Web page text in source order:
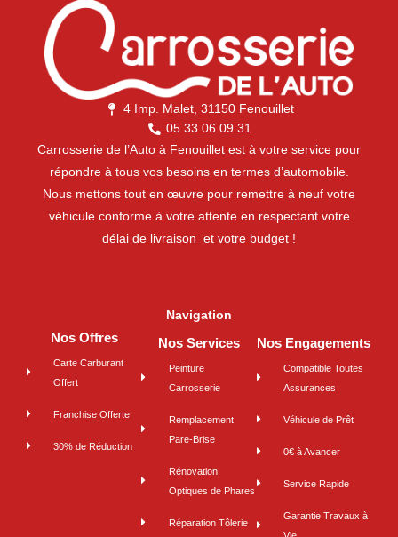
4 Imp. Malet, 31150 Fenouillet
05 33 06 09 31
Carrosserie de l’Auto à Fenouillet est à votre service pour
répondre à tous vos besoins en termes d’automobile.
Nous mettons tout en œuvre pour remettre à neuf votre
véhicule conforme à votre attente en respectant votre
délai de livraison et votre budget !
Navigation
Nos Offres
Carte Carburant
Offert
Franchise Offerte
30% de Réduction
Nos Services
Peinture
Carrosserie
Remplacement
Pare-Brise
Rénovation
Optiques de Phares
Réparation Tôlerie
Nos Engagements
Compatible Toutes
Assurances
Véhicule de Prêt
0€ à Avancer
Service Rapide
Garantie Travaux à